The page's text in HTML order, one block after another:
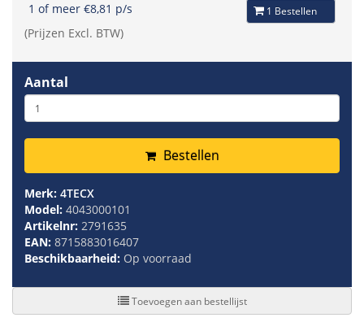
1 of meer €8,81 p/s 1 Bestellen
(Prijzen Excl. BTW)
Aantal
Bestellen
Merk: 4TECX
Model: 4043000101
Artikelnr: 2791635
EAN: 8715883016407
Beschikbaarheid: Op voorraad
Toevoegen aan bestellijst